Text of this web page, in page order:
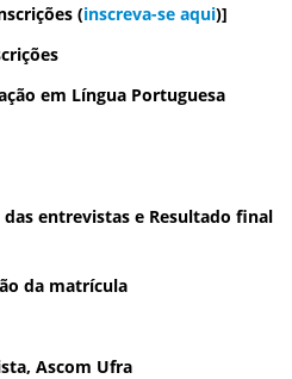
(inscreva-se aqui)]
em Língua Portuguesa
entrevistas e Resultado final
da matrícula
Ascom Ufra